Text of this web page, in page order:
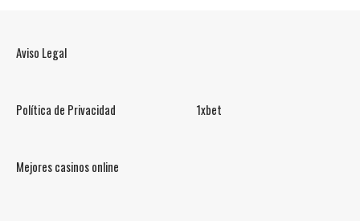
Aviso Legal
Política de Privacidad 1xbet
Mejores casinos online